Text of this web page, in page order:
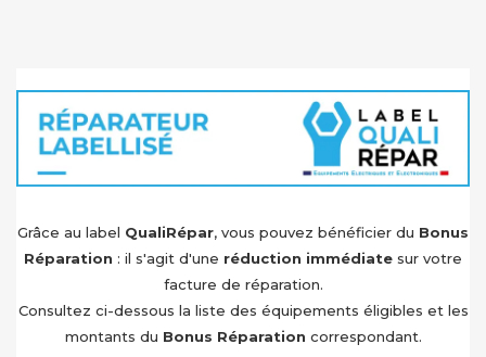
Grâce au label QualiRépar, vous pouvez bénéficier du Bonus
Réparation : il s'agit d'une réduction immédiate sur votre
facture de réparation.
Consultez ci-dessous la liste des équipements éligibles et les
montants du Bonus Réparation correspondant.